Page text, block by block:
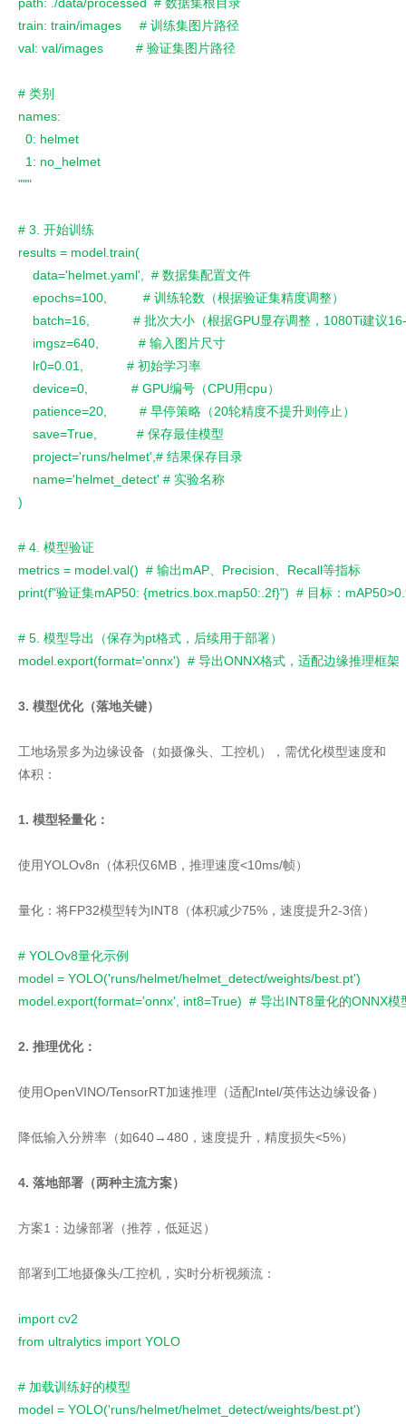
train: train/images     # 训练集图片路径
val: val/images         # 验证集图片路径
# 类别
names:
0: helmet
1: no_helmet
"""
# 3. 开始训练
results = model.train(
data='helmet.yaml',  # 数据集配置文件
epochs=100,          # 训练轮数（根据验证集精度调整）
batch=16,            # 批次大小（根据GPU显存调整，1080Ti建议
imgsz=640,           # 输入图片尺寸
lr0=0.01,            # 初始学习率
device=0,            # GPU编号（CPU用cpu）
patience=20,         # 早停策略（20轮精度不提升则停止）
save=True,           # 保存最佳模型
project='runs/helmet',# 结果保存目录
name='helmet_detect' # 实验名称
)
# 4. 模型验证
metrics = model.val()  # 输出mAP、Precision、Recall等指标
print(f"验证集mAP50: {metrics.box.map50:.2f}")  # 目标：
# 5. 模型导出（保存为pt格式，后续用于部署）
model.export(format='onnx')  # 导出ONNX格式，适配边缘推理框架
3. 模型优化（落地关键）
工地场景多为边缘设备（如摄像头、工控机），需优化模型速度和
体积：
1. 模型轻量化：
使用YOLOv8n（体积仅6MB，推理速度<10ms/帧）
量化：将FP32模型转为INT8（体积减少75%，速度提升2-3倍）
# YOLOv8量化示例
model = YOLO('runs/helmet/helmet_detect/weights/best.pt')
model.export(format='onnx', int8=True)  # 导出INT8量化的ONNX模
2. 推理优化：
使用OpenVINO/TensorRT加速推理（适配Intel/英伟达边缘设备）
降低输入分辨率（如640→480，速度提升，精度损失<5%）
4. 落地部署（两种主流方案）
方案1：边缘部署（推荐，低延迟）
部署到工地摄像头/工控机，实时分析视频流：
import cv2
from ultralytics import YOLO
# 加载训练好的模型
model = YOLO('runs/helmet/helmet_detect/weights/best.pt')